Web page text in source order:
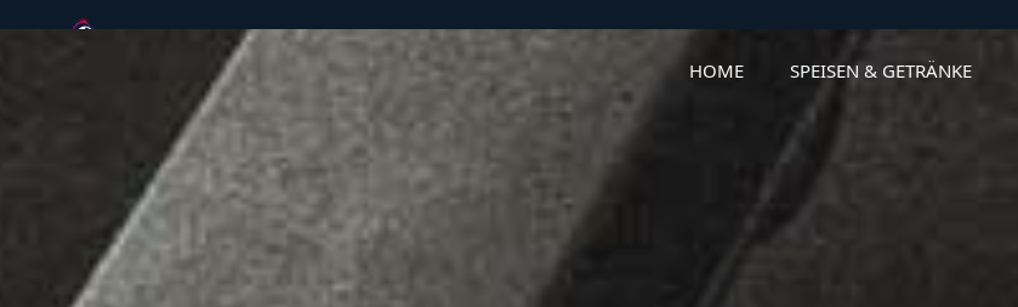
+49 991 29693140
info@knights-sportsbar.de
Mo 14:00 Uhr bis 23:00 Uhr | Di - Fr 11:00 Uhr - 23:00 Uhr | Sa & So
10:00 Uhr - 24:00 Uhr
HOME SPEISEN & GETRÄNKE